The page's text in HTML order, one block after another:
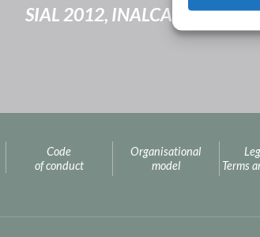
SIAL 2012, INALCA
Code
of conduct
Organisational
model
Terms